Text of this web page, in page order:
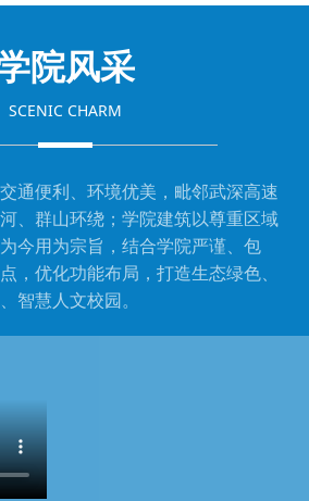
院风采
SCENIC CHARM
通便利、环境优美，毗邻武深高速
、群山环绕；学院建筑以尊重区域
今用为宗旨，结合学院严谨、包
，优化功能布局，打造生态绿色、
智慧人文校园。